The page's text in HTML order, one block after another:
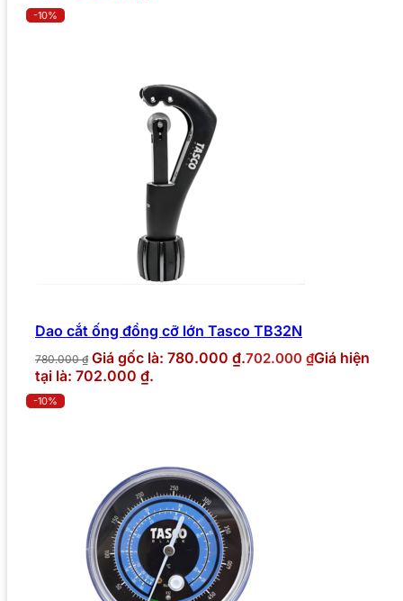
-10%
Dao cắt ống đồng cỡ lớn Tasco TB32N
780.000₫ Giá gốc là: 780.000 ₫.702.000 ₫Giá hiện
tại là: 702.000 ₫.
-10%